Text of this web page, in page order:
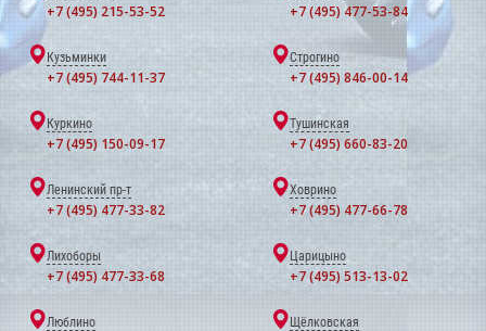
+7 (495) 215-53-52 +7 (495) 477-53-84
Кузьминки
+7 (495) 744-11-37
Строгино
+7 (495) 846-00-14
Куркино
+7 (495) 150-09-17
Тушинская
+7 (495) 660-83-20
Ленинский пр-т
+7 (495) 477-33-82
Ховрино
+7 (495) 477-66-78
Лихоборы
+7 (495) 477-33-68
Царицыно
+7 (495) 513-13-02
Люблино Щёлковская